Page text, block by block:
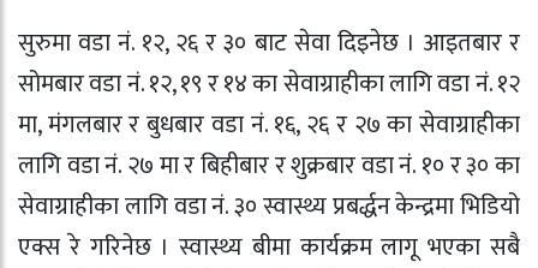
सुरुमा वडा नं. १२, २६ र ३० बाट सेवा दिइनेछ । आइतबार र
सोमबार वडा नं. १२, १९ र १४ का सेवाग्राहीका लागि वडा नं. १२
मा, मंगलबार र बुधबार वडा नं. १६, २६ र २७ का सेवाग्राहीका
लागि वडा नं. २७ मा र बिहीबार र शुक्रबार वडा नं. १० र ३० का
सेवाग्राहीका लागि वडा नं. ३० स्वास्थ्य प्रबर्द्धन केन्द्रमा भिडियो
एक्स रे गरिनेछ । स्वास्थ्य बीमा कार्यक्रम लागू भएका सबै